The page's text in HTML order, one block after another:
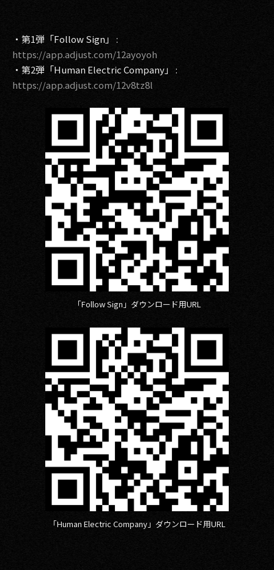
・第1弾「Follow Sign」 :
https://app.adjust.com/12ayoyoh
・第2弾「Human Electric Company」 :
https://app.adjust.com/12v8tz8l
「Follow Sign」ダウンロード用URL
「Human Electric Company」ダウンロード用URL